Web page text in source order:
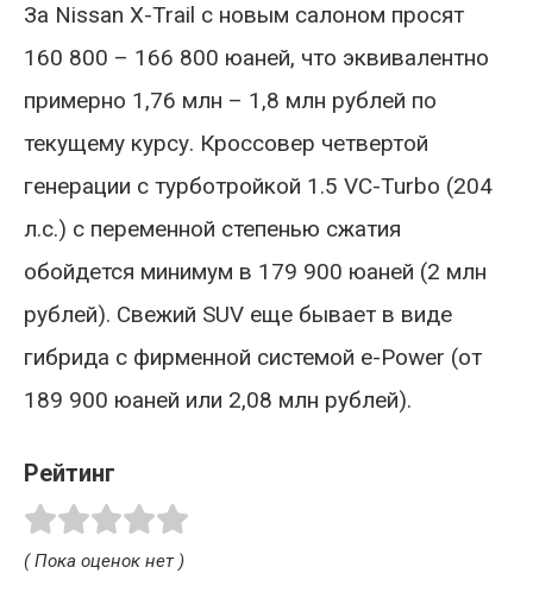
За Nissan X-Trail с новым салоном просят
160 800 – 166 800 юаней, что эквивалентно
примерно 1,76 млн – 1,8 млн рублей по
текущему курсу. Кроссовер четвертой
генерации с турботройкой 1.5 VC-Turbo (204
л.с.) с переменной степенью сжатия
обойдется минимум в 179 900 юаней (2 млн
рублей). Свежий SUV еще бывает в виде
гибрида с фирменной системой e-Power (от
189 900 юаней или 2,08 млн рублей).
Рейтинг
( Пока оценок нет )